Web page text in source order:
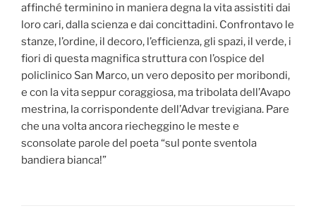
affinché terminino in maniera degna la vita assistiti dai
loro cari, dalla scienza e dai concittadini. Confrontavo le
stanze, l’ordine, il decoro, l’efficienza, gli spazi, il verde, i
fiori di questa magnifica struttura con l’ospice del
policlinico San Marco, un vero deposito per moribondi,
e con la vita seppur coraggiosa, ma tribolata dell’Avapo
mestrina, la corrispondente dell’Advar trevigiana. Pare
che una volta ancora riecheggino le meste e
sconsolate parole del poeta “sul ponte sventola
bandiera bianca!”